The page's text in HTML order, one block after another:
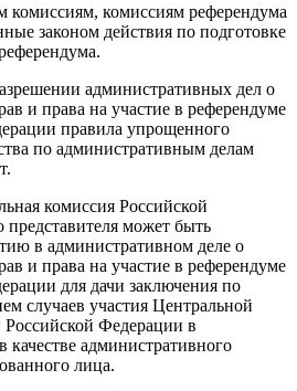
комиссиям, комиссиям референдума
законом действия по подготовке
административных дел о
и права на участие в референдуме
правила упрощенного
по административным делам
комиссия Российской
может быть
в административном деле о
и права на участие в референдуме
для дачи заключения по
случаев участия Центральной
Российской Федерации в
качестве административного
лица.